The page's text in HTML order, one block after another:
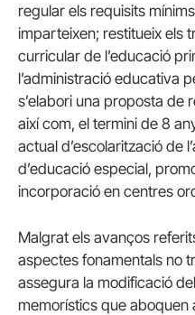
regular els requisits
imparteixen; restitueix els
curricular de l’educació
l’administració educativa
s’elabori una proposta de
així com, el termini de 8
actual d’escolarització de
d’educació especial,
incorporació en centres
Malgrat els avanços
aspectes fonamentals no
assegura la modificació
memorístics que aboquen